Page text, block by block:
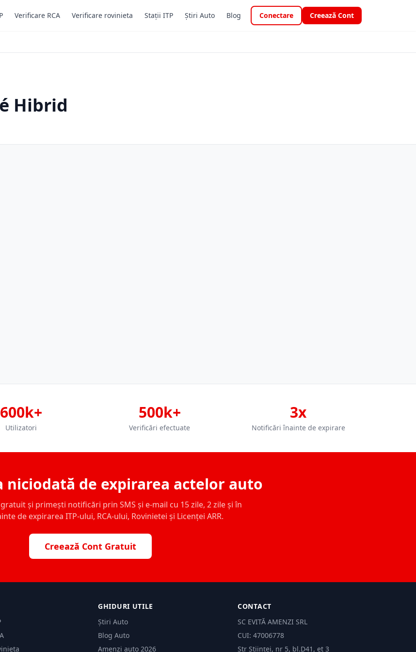
Verificare RCA Verificare rovinieta Stații ITP Știri Auto Blog Conectare Creează Cont
Hibrid
600k+
Utilizatori
500k+
Verificări efectuate
3x
Notificări înainte de expirare
niciodată de expirarea actelor auto
și primești notificări prin SMS și e-mail cu 15 zile, 2 zile și în
de expirarea ITP-ului, RCA-ului, Rovinietei și Licenței ARR.
Creează Cont Gratuit
GHIDURI UTILE
Știri Auto
Blog Auto
Amenzi auto 2026
CONTACT
SC EVITĂ AMENZI SRL
CUI: 47006778
Str Științei, nr 5, bl.D41, et 3